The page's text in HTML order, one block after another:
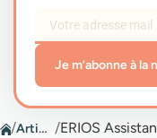
Je m’abonne à
/ Articles /